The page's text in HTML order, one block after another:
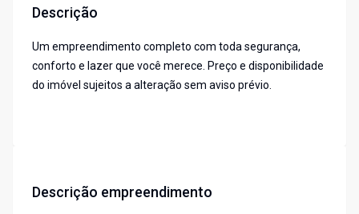
Descrição
Um empreendimento completo com toda segurança,
conforto e lazer que você merece. Preço e disponibilidade
do imóvel sujeitos a alteração sem aviso prévio.
Descrição empreendimento